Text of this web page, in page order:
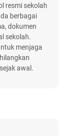
resmi sekolah
berbagai
dokumen
sekolah.
menjaga
awal.